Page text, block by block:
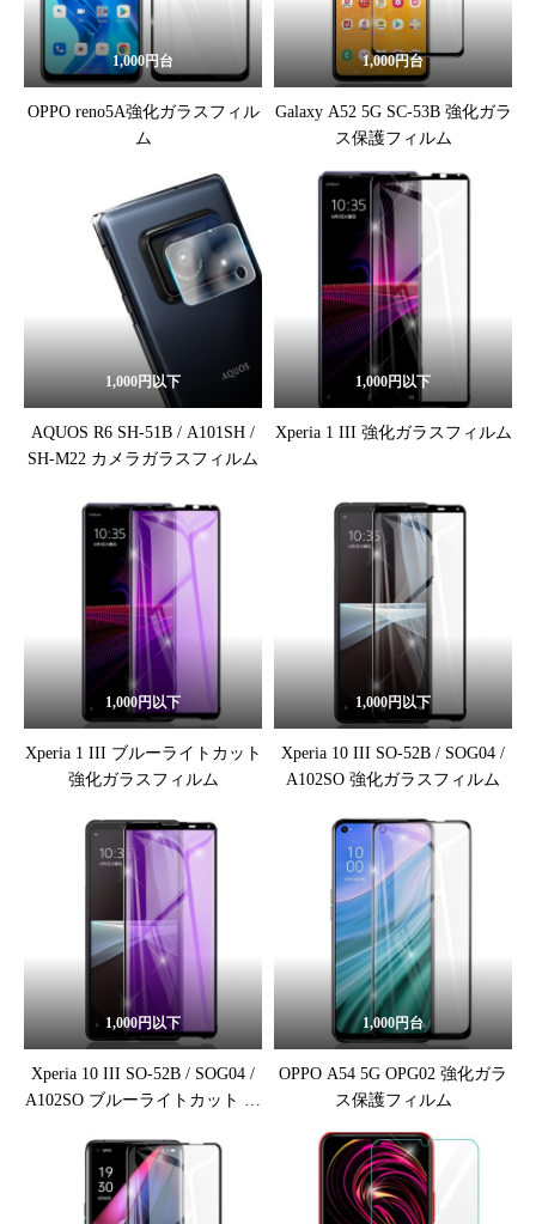
1,000円台
OPPO reno5A強化ガラスフィル
ム
1,000円台
Galaxy A52 5G SC-53B 強化ガラ
ス保護フィルム
1,000円以下
AQUOS R6 SH-51B / A101SH /
SH-M22 カメラガラスフィルム
1,000円以下
Xperia 1 III 強化ガラスフィルム
1,000円以下
Xperia 1 III ブルーライトカット
強化ガラスフィルム
1,000円以下
Xperia 10 III SO-52B / SOG04 /
A102SO 強化ガラスフィルム
1,000円以下
Xperia 10 III SO-52B / SOG04 /
A102SO ブルーライトカット 強
1,000円台
OPPO A54 5G OPG02 強化ガラ
ス保護フィルム